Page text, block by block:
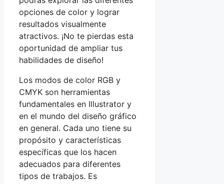
opciones de color y lograr
resultados visualmente
atractivos. ¡No te pierdas esta
oportunidad de ampliar tus
habilidades de diseño!
Los modos de color RGB y
CMYK son herramientas
fundamentales en Illustrator y
en el mundo del diseño gráfico
en general. Cada uno tiene su
propósito y características
específicas que los hacen
adecuados para diferentes
tipos de trabajos. Es